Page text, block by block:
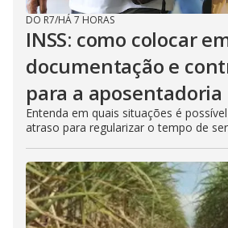
DO R7/HÁ 7 HORAS
INSS: como colocar
documentação e
para a aposentadoria
Entenda em quais situações é
atraso para regularizar o tempo de